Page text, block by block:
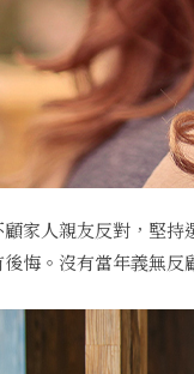
家人親友反對，堅
悔。沒有當年義無